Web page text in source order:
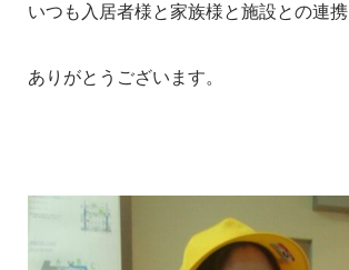
いつも入居者様と家族様と施設との連携
ありがとうございます。